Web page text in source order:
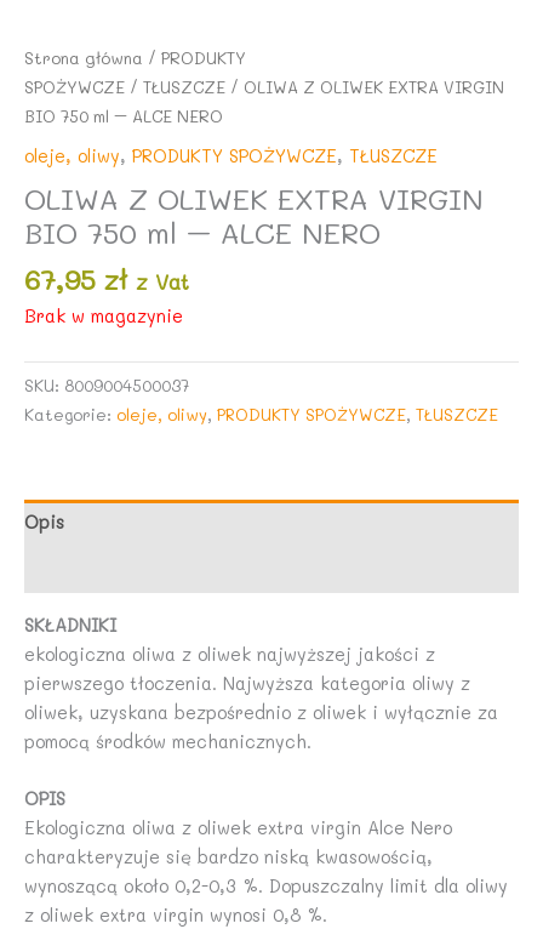
Strona główna / PRODUKTY
SPOŻYWCZE / TŁUSZCZE / OLIWA Z OLIWEK EXTRA VIRGIN
BIO 750 ml – ALCE NERO
oleje, oliwy, PRODUKTY SPOŻYWCZE, TŁUSZCZE
OLIWA Z OLIWEK EXTRA VIRGIN
BIO 750 ml – ALCE NERO
67,95 zł z Vat
Brak w magazynie
SKU: 8009004500037
Kategorie: oleje, oliwy, PRODUKTY SPOŻYWCZE, TŁUSZCZE
Opis
SKŁADNIKI
ekologiczna oliwa z oliwek najwyższej jakości z
pierwszego tłoczenia. Najwyższa kategoria oliwy z
oliwek, uzyskana bezpośrednio z oliwek i wyłącznie za
pomocą środków mechanicznych.
OPIS
Ekologiczna oliwa z oliwek extra virgin Alce Nero
charakteryzuje się bardzo niską kwasowością,
wynoszącą około 0,2-0,3 %. Dopuszczalny limit dla oliwy
z oliwek extra virgin wynosi 0,8 %.